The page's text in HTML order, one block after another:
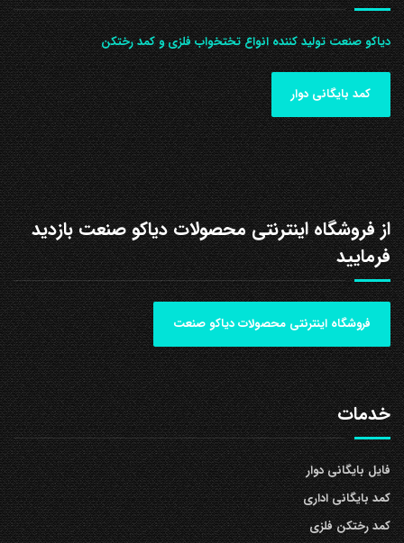
دیاکو صنعت تولید کننده انواع تختخواب فلزی و کمد رختکن
کمد بایگانی دوار
از فروشگاه اینترنتی محصولات دیاکو صنعت بازدید
فرمایید
فروشگاه اینترنتی محصولات دیاکو صنعت
خدمات
فایل بایگانی دوار
کمد بایگانی اداری
کمد رختکن فلزی